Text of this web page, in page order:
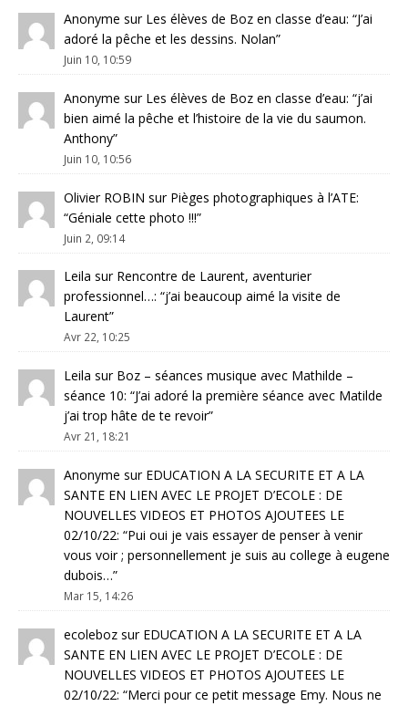
Anonyme sur Les élèves de Boz en classe d’eau: “J’ai
adoré la pêche et les dessins. Nolan”
Juin 10, 10:59
Anonyme sur Les élèves de Boz en classe d’eau: “j’ai
bien aimé la pêche et l’histoire de la vie du saumon.
Anthony”
Juin 10, 10:56
Olivier ROBIN sur Pièges photographiques à l’ATE:
“Géniale cette photo !!!”
Juin 2, 09:14
Leila sur Rencontre de Laurent, aventurier
professionnel…: “j’ai beaucoup aimé la visite de
Laurent”
Avr 22, 10:25
Leila sur Boz – séances musique avec Mathilde –
séance 10: “J’ai adoré la première séance avec Matilde
j’ai trop hâte de te revoir”
Avr 21, 18:21
Anonyme sur EDUCATION A LA SECURITE ET A LA
SANTE EN LIEN AVEC LE PROJET D’ECOLE : DE
NOUVELLES VIDEOS ET PHOTOS AJOUTEES LE
02/10/22: “Pui oui je vais essayer de penser à venir
vous voir ; personnellement je suis au college à eugene
dubois…”
Mar 15, 14:26
ecoleboz sur EDUCATION A LA SECURITE ET A LA
SANTE EN LIEN AVEC LE PROJET D’ECOLE : DE
NOUVELLES VIDEOS ET PHOTOS AJOUTEES LE
02/10/22: “Merci pour ce petit message Emy. Nous ne